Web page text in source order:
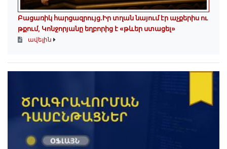
Բացառիկ հարցազրույց.Իր տղան նայում էր աչքերիս ու
թքում, Կոնջորյանը եղբորից է «թևեր ստացել»
ավելին